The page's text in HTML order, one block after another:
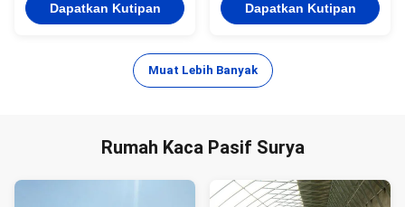
Dapatkan Kutipan Dapatkan Kutipan
Muat Lebih Banyak
Rumah Kaca Pasif Surya